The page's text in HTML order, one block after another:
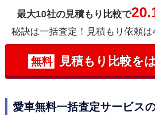
最大10社の見積もり比較で
秘訣は一括査定！見積もり依頼は
無料 見積もり比較を
愛車無料一括査定サービス